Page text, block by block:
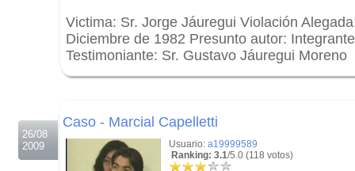
Victima: Sr. Jorge Jáuregui Violación
Diciembre de 1982 Presunto autor:
Testimoniante: Sr. Gustavo Jáuregui Moreno
26/08
2009
Caso - Marcial Capelletti
Usuario: a19999589
Ranking: 3.1/5.0 (118 votos)